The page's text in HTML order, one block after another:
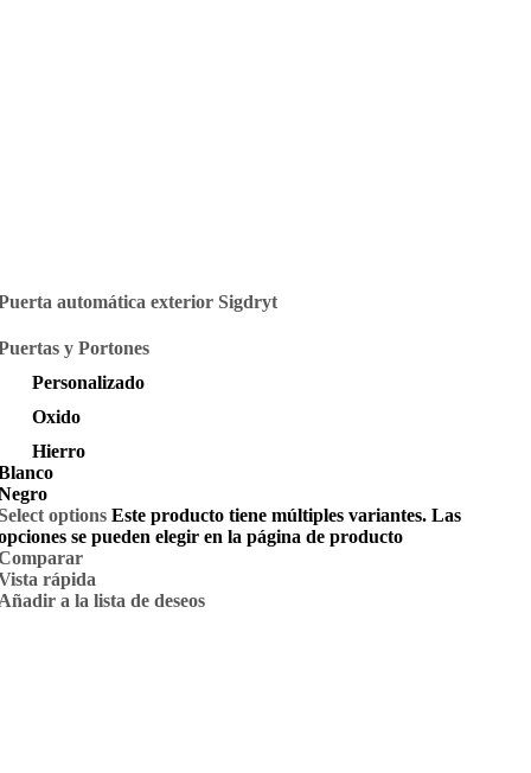
automática exterior Sigdryt
y Portones
Personalizado
Oxido
Hierro
options Este producto tiene múltiples variantes. Las
se pueden elegir en la página de producto
rápida
a la lista de deseos